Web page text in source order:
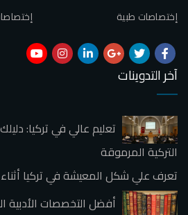
إختصاصات طبية
آخر التدوينات
تعليم عالي في تركيا:
التركية المرموقة
تعرف علي شكل المعيشة في تركيا أثناء
أفضل التخصصات الأدبية